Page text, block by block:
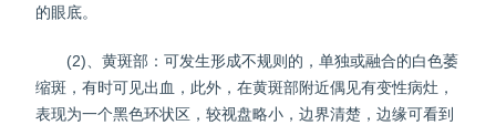
的眼底。
(2)、黄斑部：可发生形成不规则的，单独或融合的白色萎
缩斑，有时可见出血，此外，在黄斑部附近偶见有变性病灶，
表现为一个黑色环状区，较视盘略小，边界清楚，边缘可看到